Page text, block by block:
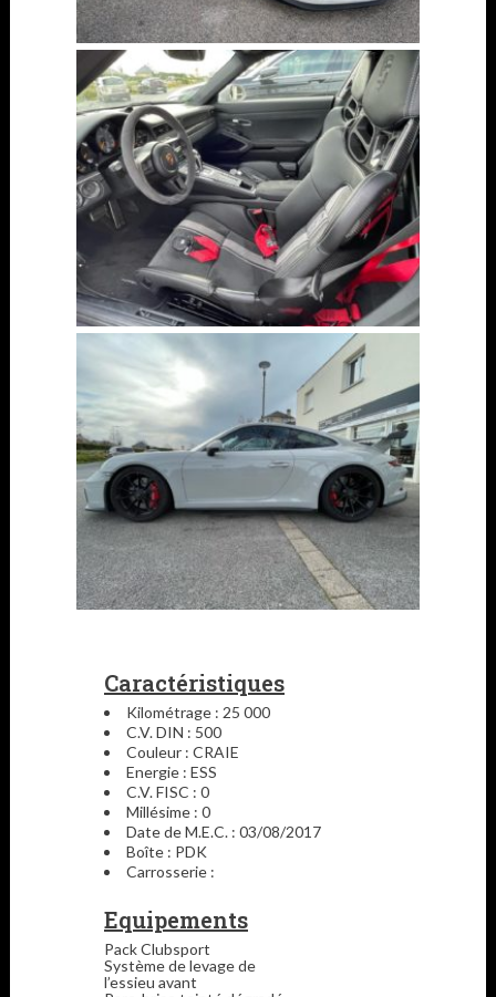
Caractéristiques
Kilométrage : 25 000
C.V. DIN : 500
Couleur : CRAIE
Energie : ESS
C.V. FISC : 0
Millésime : 0
Date de M.E.C. : 03/08/2017
Boîte : PDK
Carrosserie :
Equipements
Pack Clubsport
Système de levage de
l’essieu avant